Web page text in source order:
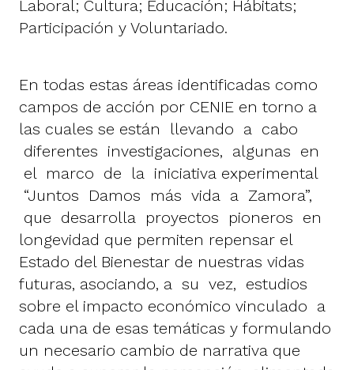
Laboral; Cultura; Educación; Hábitats;
Participación y Voluntariado.
En todas estas áreas identificadas como
campos de acción por CENIE en torno a
las cuales se están llevando a cabo
diferentes investigaciones, algunas en
el marco de la iniciativa experimental
“Juntos Damos más vida a Zamora”,
que desarrolla proyectos pioneros en
longevidad que permiten repensar el
Estado del Bienestar de nuestras vidas
futuras, asociando, a su vez, estudios
sobre el impacto económico vinculado a
cada una de esas temáticas y formulando
un necesario cambio de narrativa que